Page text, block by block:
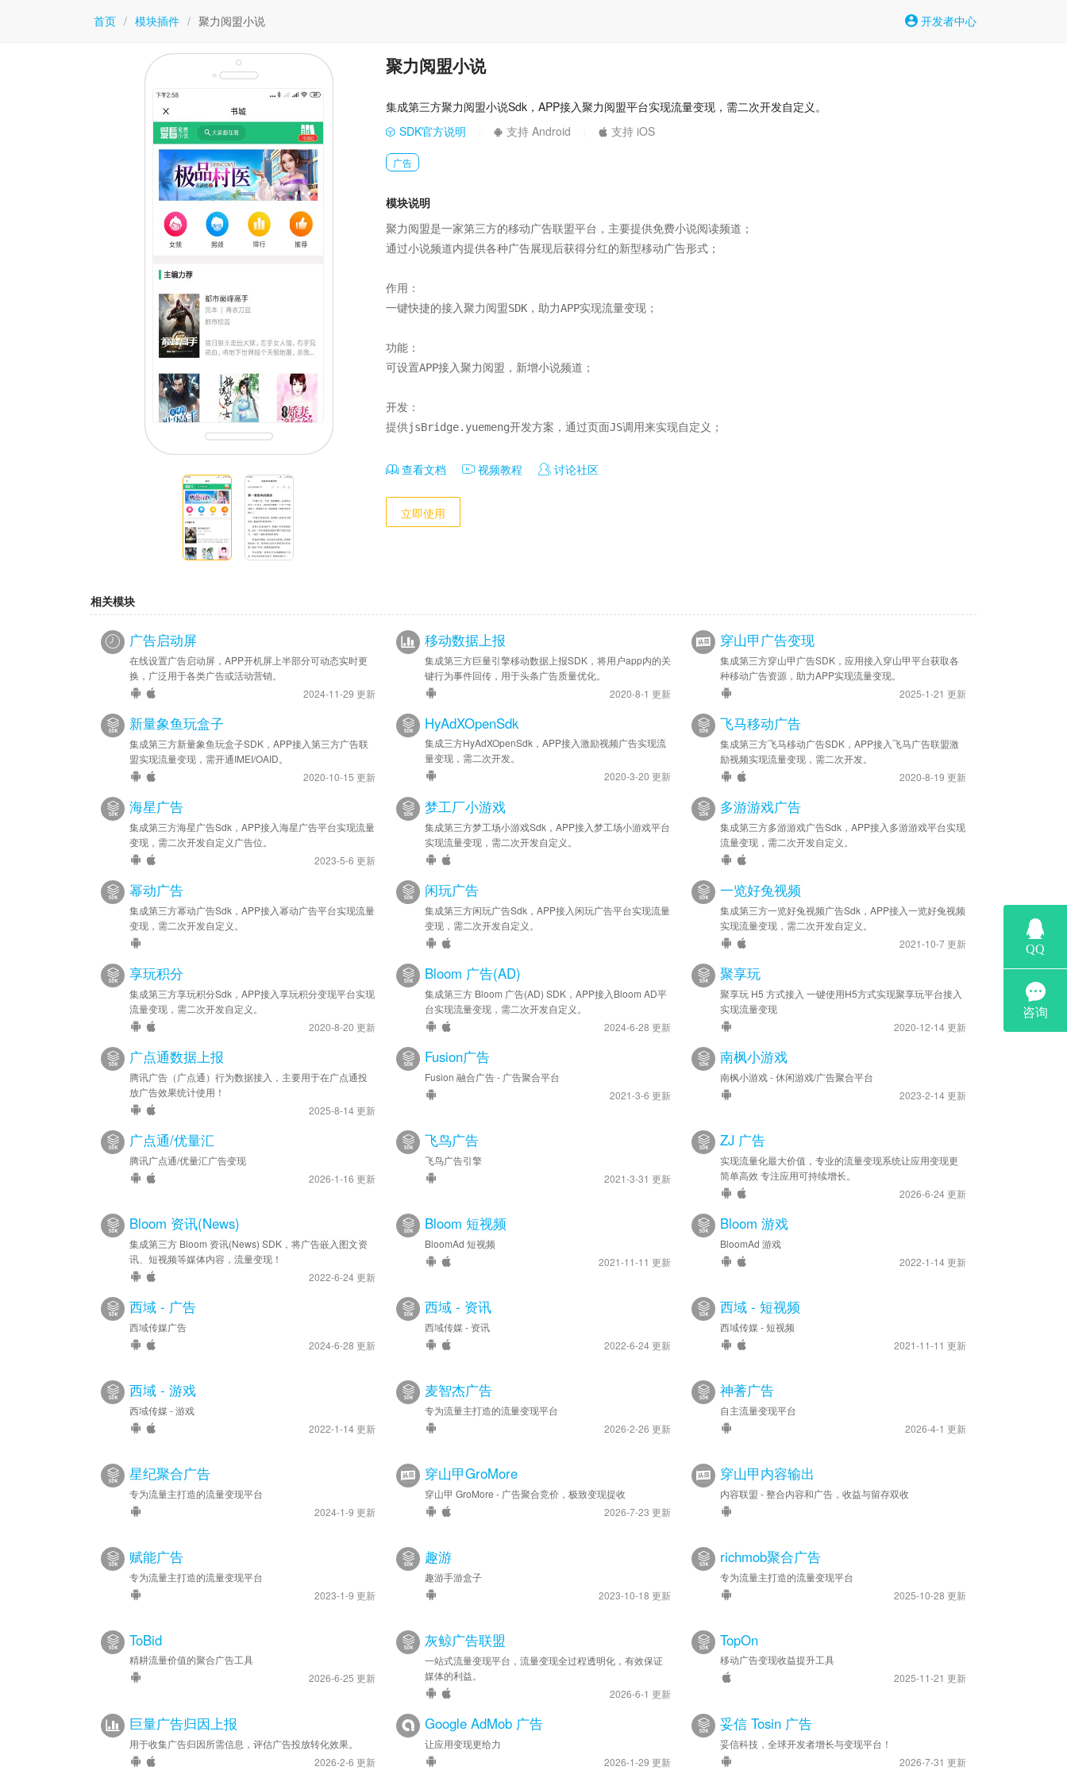
首页 / 模块插件 / 聚力阅盟小说 开发者中心
聚力阅盟小说
集成第三方聚力阅盟小说Sdk，APP接入聚力阅盟平台实现流量变现，需二次开发自定义。
SDK官方说明
支持 Android 支持 iOS
广告
模块说明
聚力阅盟是一家第三方的移动广告联盟平台，主要提供免费小说阅读频道；
通过小说频道内提供各种广告展现后获得分红的新型移动广告形式；
作用：
一键快捷的接入聚力阅盟SDK，助力APP实现流量变现；
功能：
可设置APP接入聚力阅盟，新增小说频道；
开发：
提供jsBridge.yuemeng开发方案，通过页面JS调用来实现自定义；
查看文档 视频教程 讨论社区
立即使用
相关模块
广告启动屏
在线设置广告启动屏，APP开机屏上半部分可动态实时更
换，广泛用于各类广告或活动营销。
2024-11-29 更新
移动数据上报
集成第三方巨量引擎移动数据上报SDK，将用户app内的关
键行为事件回传，用于头条广告质量优化。
2020-8-1 更新
穿山甲广告变现
集成第三方穿山甲广告SDK，应用接入穿山甲平台获取各
种移动广告资源，助力APP实现流量变现。
2025-1-21 更新
新量象鱼玩盒子
集成第三方新量象鱼玩盒子SDK，APP接入第三方广告联
盟实现流量变现，需开通IMEI/OAID。
2020-10-15 更新
HyAdXOpenSdk
集成三方HyAdXOpenSdk，APP接入激励视频广告实现流
量变现，需二次开发。
2020-3-20 更新
飞马移动广告
集成第三方飞马移动广告SDK，APP接入飞马广告联盟激
励视频实现流量变现，需二次开发。
2020-8-19 更新
海星广告
集成第三方海星广告Sdk，APP接入海星广告平台实现流量
变现，需二次开发自定义广告位。
2023-5-6 更新
梦工厂小游戏
集成第三方梦工场小游戏Sdk，APP接入梦工场小游戏平台
实现流量变现，需二次开发自定义。
多游游戏广告
集成第三方多游游戏广告Sdk，APP接入多游游戏平台实现
流量变现，需二次开发自定义。
幂动广告
集成第三方幂动广告Sdk，APP接入幂动广告平台实现流量
变现，需二次开发自定义。
闲玩广告
集成第三方闲玩广告Sdk，APP接入闲玩广告平台实现流量
变现，需二次开发自定义。
一览好兔视频
集成第三方一览好兔视频广告Sdk，APP接入一览好兔视频
实现流量变现，需二次开发自定义。
2021-10-7 更新
享玩积分
集成第三方享玩积分Sdk，APP接入享玩积分变现平台实现
流量变现，需二次开发自定义。
2020-8-20 更新
Bloom 广告(AD)
集成第三方 Bloom 广告(AD) SDK，APP接入Bloom AD平
台实现流量变现，需二次开发自定义。
2024-6-28 更新
聚享玩
聚享玩 H5 方式接入 一键使用H5方式实现聚享玩平台接入
实现流量变现
2020-12-14 更新
广点通数据上报
腾讯广告（广点通）行为数据接入，主要用于在广点通投
放广告效果统计使用！
2025-8-14 更新
Fusion广告
Fusion 融合广告 - 广告聚合平台
2021-3-6 更新
南枫小游戏
南枫小游戏 - 休闲游戏/广告聚合平台
2023-2-14 更新
广点通/优量汇
腾讯广点通/优量汇广告变现
2026-1-16 更新
飞鸟广告
飞鸟广告引擎
2021-3-31 更新
ZJ 广告
实现流量化最大价值，专业的流量变现系统让应用变现更
简单高效 专注应用可持续增长。
2026-6-24 更新
Bloom 资讯(News)
集成第三方 Bloom 资讯(News) SDK，将广告嵌入图文资
讯、短视频等媒体内容，流量变现！
2022-6-24 更新
Bloom 短视频
BloomAd 短视频
2021-11-11 更新
Bloom 游戏
BloomAd 游戏
2022-1-14 更新
西域 - 广告
西域传媒广告
2024-6-28 更新
西域 - 资讯
西域传媒 - 资讯
2022-6-24 更新
西域 - 短视频
西域传媒 - 短视频
2021-11-11 更新
西域 - 游戏
西域传媒 - 游戏
2022-1-14 更新
麦智杰广告
专为流量主打造的流量变现平台
2026-2-26 更新
神蓍广告
自主流量变现平台
2026-4-1 更新
星纪聚合广告
专为流量主打造的流量变现平台
2024-1-9 更新
穿山甲GroMore
穿山甲 GroMore - 广告聚合竞价，极致变现提收
2026-7-23 更新
穿山甲内容输出
内容联盟 - 整合内容和广告，收益与留存双收
赋能广告
专为流量主打造的流量变现平台
2023-1-9 更新
趣游
趣游手游盒子
2023-10-18 更新
richmob聚合广告
专为流量主打造的流量变现平台
2025-10-28 更新
ToBid
精耕流量价值的聚合广告工具
2026-6-25 更新
灰鲸广告联盟
一站式流量变现平台，流量变现全过程透明化，有效保证
媒体的利益。
2026-6-1 更新
TopOn
移动广告变现收益提升工具
2025-11-21 更新
巨量广告归因上报
用于收集广告归因所需信息，评估广告投放转化效果。
2026-2-6 更新
Google AdMob 广告
让应用变现更给力
2026-1-29 更新
妥信 Tosin 广告
妥信科技，全球开发者增长与变现平台！
2026-7-31 更新